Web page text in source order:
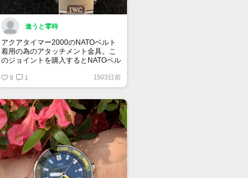
逢うと零時
アクアタイマー2000のNATOベルト
着用の為のアタッチメント金具。こ
のジョイントを購入するとNATOベル
着脱することができ、この時計の活
躍の場が一気に広がります。これは
9 1 1503日前